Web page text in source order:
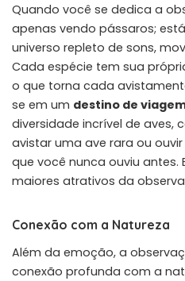
Quando você se dedica a
apenas vendo pássaros;
universo repleto de sons,
Cada espécie tem sua
o que torna cada
se em um destino de
diversidade incrível de aves,
avistar uma ave rara ou
que você nunca ouviu antes.
maiores atrativos da
Conexão com a Natureza
Além da emoção, a
conexão profunda com a